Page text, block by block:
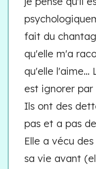
fait du
qu'elle m'a
qu'elle l'aime...
est ignorer par
Ils ont des
pas et a pas
Elle a vécu
sa vie avant